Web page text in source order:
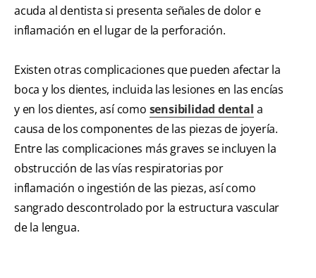
acuda al dentista si presenta señales de dolor e
inflamación en el lugar de la perforación.
Existen otras complicaciones que pueden afectar la
boca y los dientes, incluida las lesiones en las encías
y en los dientes, así como sensibilidad dental a
causa de los componentes de las piezas de joyería.
Entre las complicaciones más graves se incluyen la
obstrucción de las vías respiratorias por
inflamación o ingestión de las piezas, así como
sangrado descontrolado por la estructura vascular
de la lengua.